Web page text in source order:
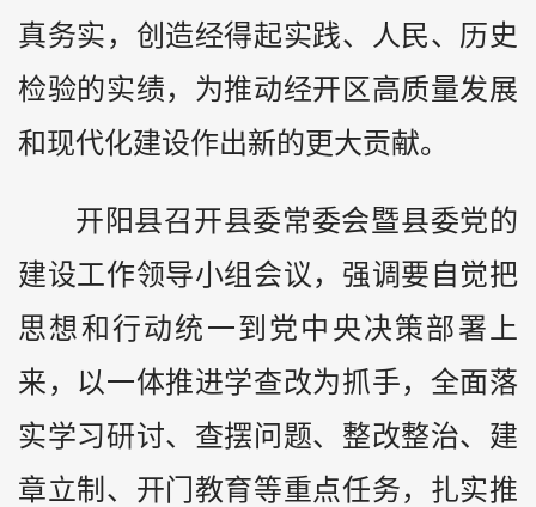
真务实，创造经得起实践、人民、历史
检验的实绩，为推动经开区高质量发展
和现代化建设作出新的更大贡献。
开阳县召开县委常委会暨县委党的
建设工作领导小组会议，强调要自觉把
思想和行动统一到党中央决策部署上
来，以一体推进学查改为抓手，全面落
实学习研讨、查摆问题、整改整治、建
章立制、开门教育等重点任务，扎实推